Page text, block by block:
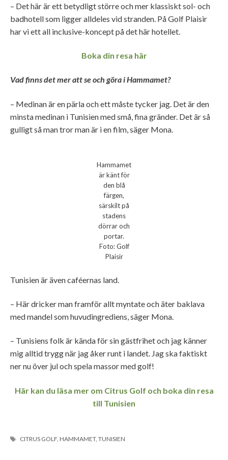
– Det här är ett betydligt större och mer klassiskt sol- och
badhotell som ligger alldeles vid stranden. På Golf Plaisir
har vi ett all inclusive-koncept på det här hotellet.
Boka din resa här
Vad finns det mer att se och göra i Hammamet?
– Medinan är en pärla och ett måste tycker jag. Det är den
minsta medinan i Tunisien med små, fina gränder. Det är så
gulligt så man tror man är i en film, säger Mona.
Hammamet
är känt för
den blå
färgen,
särskilt på
stadens
dörrar och
portar.
Foto: Golf
Plaisir
Tunisien är även caféernas land.
– Här dricker man framför allt myntate och äter baklava
med mandel som huvudingrediens, säger Mona.
– Tunisiens folk är kända för sin gästfrihet och jag känner
mig alltid trygg när jag åker runt i landet. Jag ska faktiskt
ner nu över jul och spela massor med golf!
Här kan du läsa mer om Citrus Golf och boka din resa
till Tunisien
ETIKETTER
CITRUS GOLF,HAMMAMET,TUNISIEN